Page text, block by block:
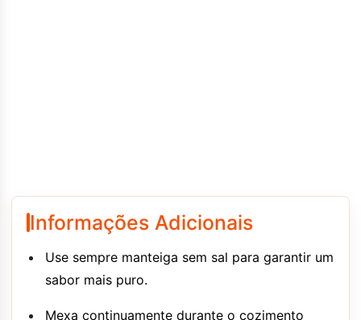
Informações Adicionais
Use sempre manteiga sem sal para garantir um
sabor mais puro.
Mexa continuamente durante o cozimento